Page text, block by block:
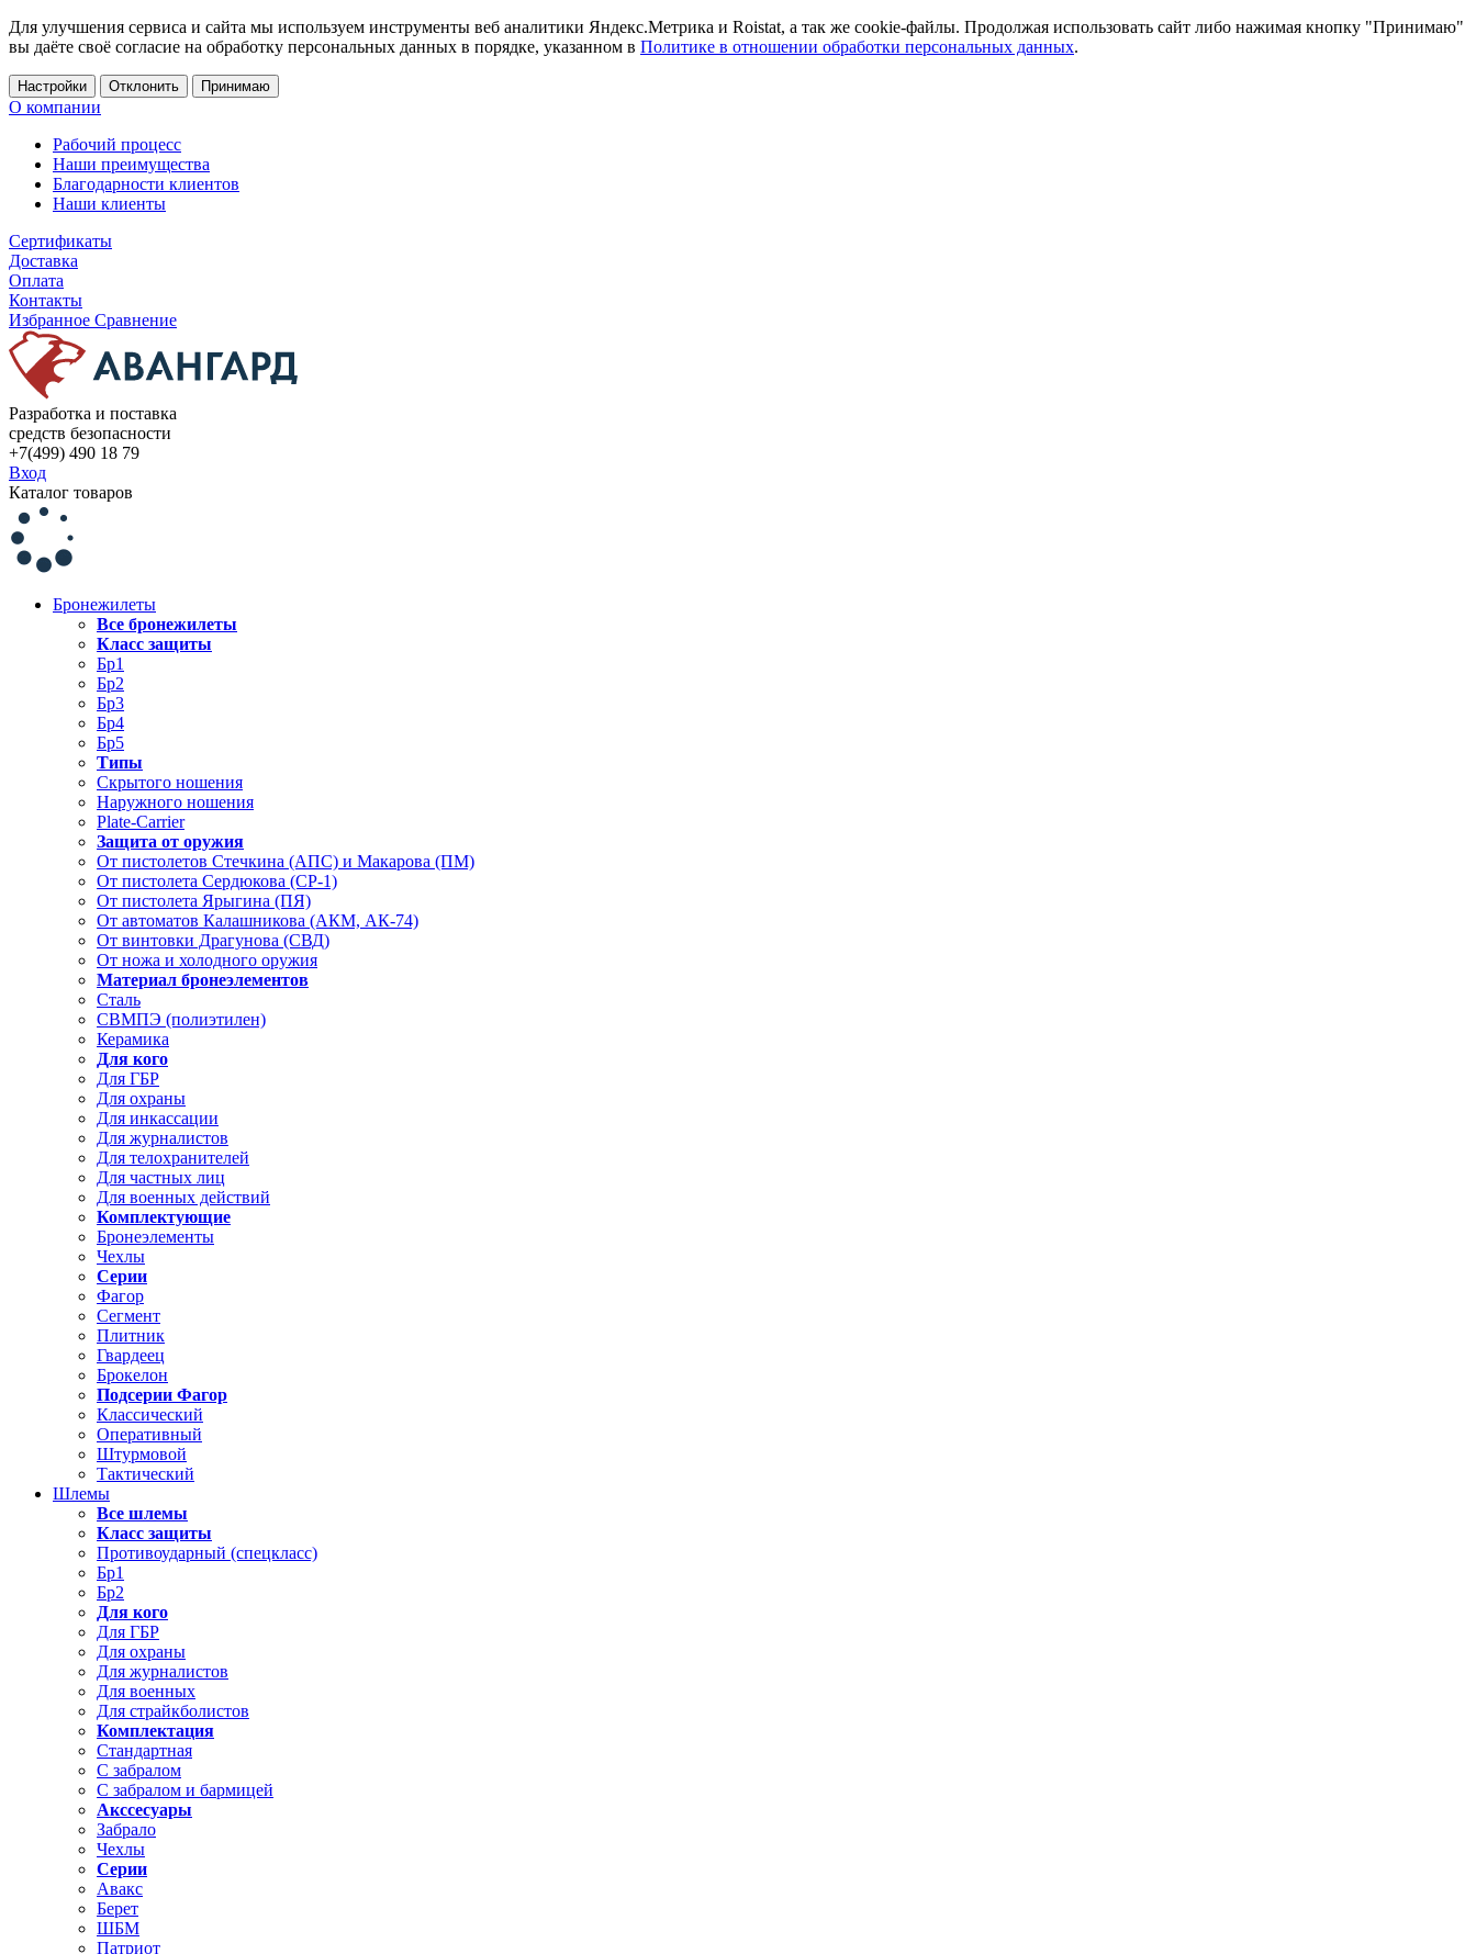
Для улучшения сервиса и сайта мы используем инструменты веб аналитики Яндекс.Метрика и Roistat, а так же cookie-файлы. Продолжая использовать сайт либо нажимая кнопку "Принимаю"
вы даёте своё согласие на обработку персональных данных в порядке, указанном в Политике в отношении обработки персональных данных.
Настройки Отклонить Принимаю
О компании
Рабочий процесс
Наши преимущества
Благодарности клиентов
Наши клиенты
Сертификаты
Доставка
Оплата
Контакты
Избранное Сравнение
Разработка и поставка
средств безопасности
+7(499) 490 18 79
Вход
Каталог товаров
Бронежилеты
Все бронежилеты
Класс защиты
Бр1
Бр2
Бр3
Бр4
Бр5
Типы
Скрытого ношения
Наружного ношения
Plate-Carrier
Защита от оружия
От пистолетов Стечкина (АПС) и Макарова (ПМ)
От пистолета Сердюкова (СР-1)
От пистолета Ярыгина (ПЯ)
От автоматов Калашникова (АКМ, АК-74)
От винтовки Драгунова (СВД)
От ножа и холодного оружия
Материал бронеэлементов
Сталь
СВМПЭ (полиэтилен)
Керамика
Для кого
Для ГБР
Для охраны
Для инкассации
Для журналистов
Для телохранителей
Для частных лиц
Для военных действий
Комплектующие
Бронеэлементы
Чехлы
Серии
Фагор
Сегмент
Плитник
Гвардеец
Брокелон
Подсерии Фагор
Классический
Оперативный
Штурмовой
Тактический
Шлемы
Все шлемы
Класс защиты
Противоударный (спецкласс)
Бр1
Бр2
Для кого
Для ГБР
Для охраны
Для журналистов
Для военных
Для страйкболистов
Комплектация
Стандартная
С забралом
С забралом и бармицей
Акссесуары
Забрало
Чехлы
Серии
Авакс
Берет
ШБМ
Патриот